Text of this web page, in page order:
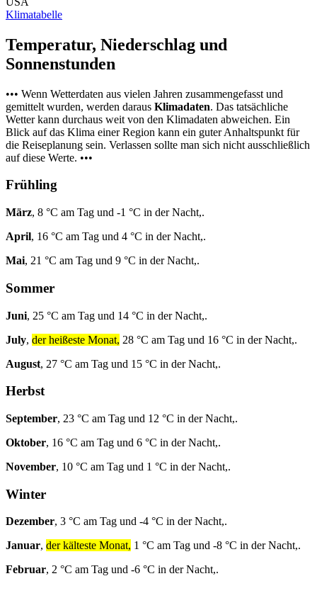
Klimatabelle
Temperatur, Niederschlag und
Sonnenstunden
••• Wenn Wetterdaten aus vielen Jahren zusammengefasst und
gemittelt wurden, werden daraus Klimadaten. Das tatsächliche
Wetter kann durchaus weit von den Klimadaten abweichen. Ein
Blick auf das Klima einer Region kann ein guter Anhaltspunkt für
die Reiseplanung sein. Verlassen sollte man sich nicht ausschließlich
auf diese Werte. •••
Frühling
März, 8 °C am Tag und -1 °C in der Nacht,.
April, 16 °C am Tag und 4 °C in der Nacht,.
Mai, 21 °C am Tag und 9 °C in der Nacht,.
Sommer
Juni, 25 °C am Tag und 14 °C in der Nacht,.
July, der heißeste Monat, 28 °C am Tag und 16 °C in der Nacht,.
August, 27 °C am Tag und 15 °C in der Nacht,.
Herbst
September, 23 °C am Tag und 12 °C in der Nacht,.
Oktober, 16 °C am Tag und 6 °C in der Nacht,.
November, 10 °C am Tag und 1 °C in der Nacht,.
Winter
Dezember, 3 °C am Tag und -4 °C in der Nacht,.
Januar, der kälteste Monat, 1 °C am Tag und -8 °C in der Nacht,.
Februar, 2 °C am Tag und -6 °C in der Nacht,.